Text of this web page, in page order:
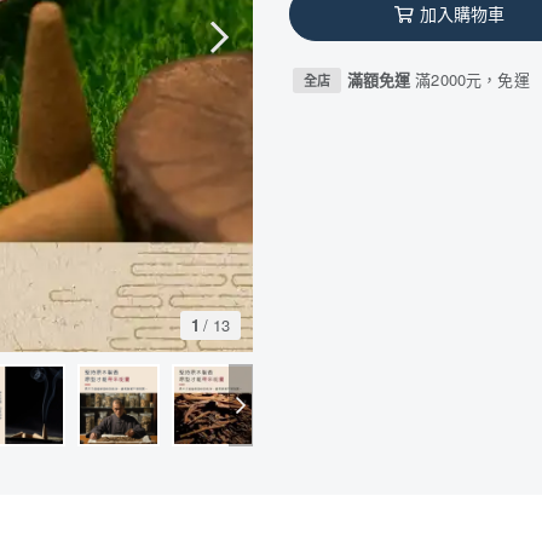
1 / 13
加入購物車
全店 滿額免運滿2000元，免運